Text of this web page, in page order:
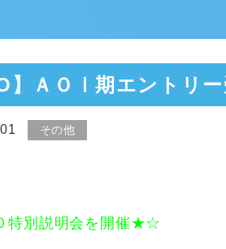
】ＡＯⅠ期エントリー
その他
別説明会を開催★☆